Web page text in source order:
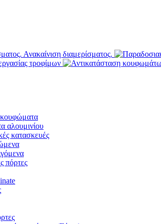
Ανακαίνιση διαμερίσματος.
τροφίμων
κουφώματα
αλουμινίου
κατασκευές
πόρτες